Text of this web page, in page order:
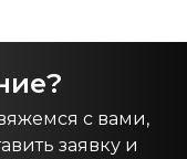
с вами,
заявку и